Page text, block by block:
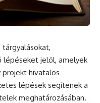
tárgyalásokat,
lépéseket jelöl, amelyek
projekt hivatalos
lépések segítenek a
meghatározásában.